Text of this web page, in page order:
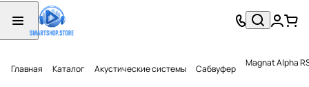
Главная Каталог Акустические системы Сабвуфер Magnat Alpha